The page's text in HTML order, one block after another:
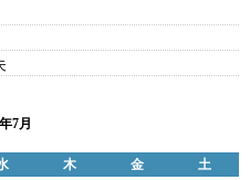
7月
木 金
土